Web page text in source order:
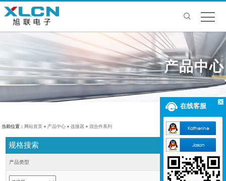
产品中心
当前位置： 网站首页» 产品中心» 连接器» 混合件系列
规格搜索
产品类型
在线客服
Katherine
Jason